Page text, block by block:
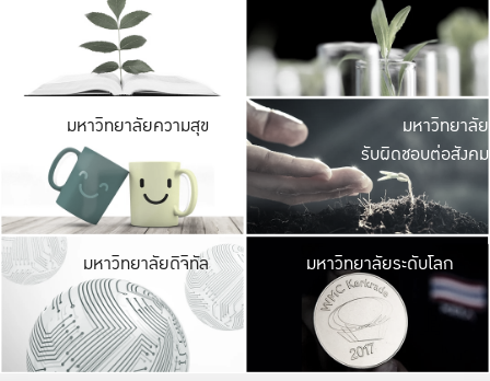
มีพื้นที่เขียวสดใส
เป็นป่าในเมือง เกษต
มหาวิทยาลัยความสุข มหาวิ
ค
เปิดประ
และพบเรื่องราวใ
มหาวิทยาลัย
รับผิดชอบต่อสังคม
มหาวิทยาลัยดิจิทัล มหาวิ
เปลี่ยนแปลง แล
เพื่อทำง
ระบบสารสนเทศ
มหาวิทยาลัยระดับโลก